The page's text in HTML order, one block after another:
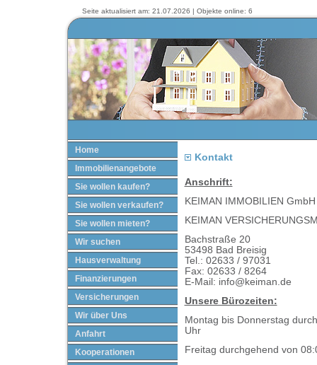
Seite aktualisiert am: 21.07.2026 | Objekte online: 6
Home
Immobilienangebote
Sie wollen kaufen?
Sie wollen verkaufen?
Sie wollen mieten?
Wir suchen
Hausverwaltung
Finanzierungen
Versicherungen
Wir über Uns
Anfahrt
Kooperationen
Kontakt
Anschrift:
KEIMAN IMMOBILIEN
KEIMAN
Bachstraße 20
53498 Bad Breisig
Tel.: 02633 / 97031
Fax: 02633 / 8264
E-Mail: info@keiman.de
Unsere Bürozeiten:
Montag bis Donnerstag
Uhr
Freitag durchgehend von